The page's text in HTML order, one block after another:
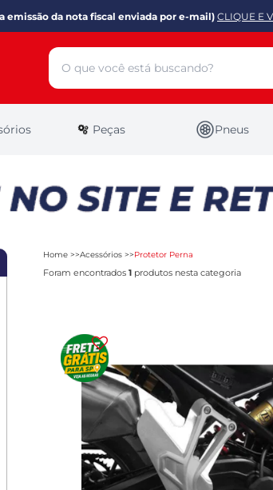
a emissão da nota fiscal enviada por e-mail) CLIQUE E
Peças Pneus
Home Acessórios Protetor Perna
Foram encontrados 1 produtos nesta categoria